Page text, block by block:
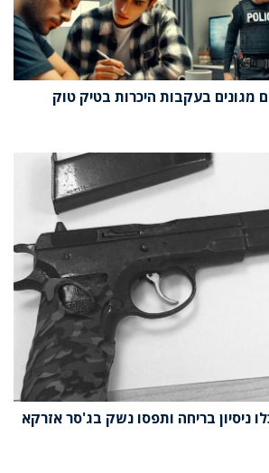
מגונים בעקבות היכרות בטיק טוק
ניסיון בריחה ותפסו נשק בג'סר אזרקא